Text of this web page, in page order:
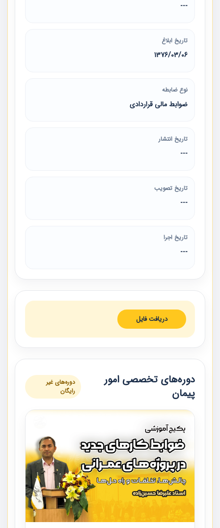
---
تاریخ ابلاغ
1376/03/06
نوع ضابطه
ضوابط مالی قراردادی
تاریخ انتشار
---
تاریخ تصویب
---
تاریخ اجرا
---
دریافت فایل
دوره‌های تخصصی امور
پیمان
دوره‌های غیر
رایگان